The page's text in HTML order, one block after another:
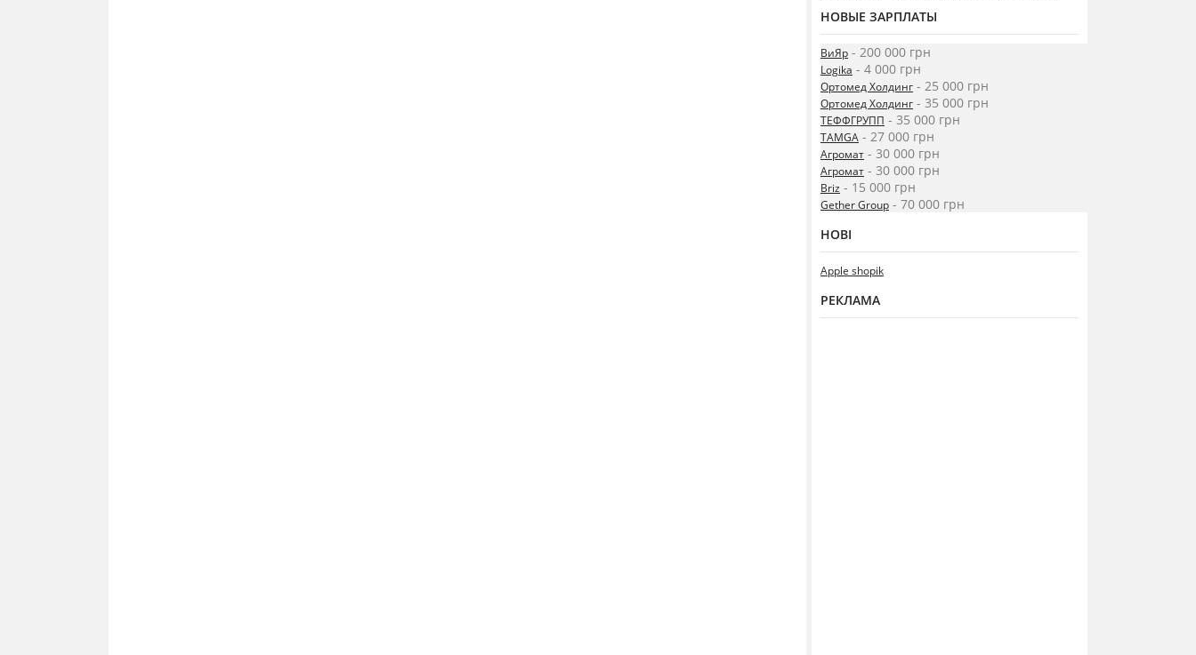
НОВЫЕ ЗАРПЛАТЫ
ВиЯр - 200 000 грн
Logika - 4 000 грн
Ортомед Холдинг - 25 000 грн
Ортомед Холдинг - 35 000 грн
ТЕФФГРУПП - 35 000 грн
TAMGA - 27 000 грн
Агромат - 30 000 грн
Агромат - 30 000 грн
Briz - 15 000 грн
Gether Group - 70 000 грн
НОВІ
Apple shopik
РЕКЛАМА